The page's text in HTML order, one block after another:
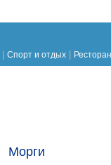
Спорт и отдых
Морги